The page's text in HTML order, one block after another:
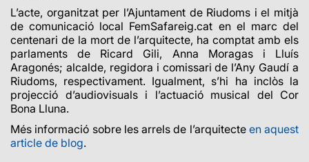
L’acte, organitzat per l’Ajuntament de Riudoms i el mitjà
de comunicació local FemSafareig.cat en el marc del
centenari de la mort de l’arquitecte, ha comptat amb els
parlaments de Ricard Gili, Anna Moragas i Lluís
Aragonés; alcalde, regidora i comissari de l’Any Gaudí a
Riudoms, respectivament. Igualment, s’hi ha inclòs la
projecció d’audiovisuals i l’actuació musical del Cor
Bona Lluna.
Més informació sobre les arrels de l’arquitecte en aquest
article de blog.